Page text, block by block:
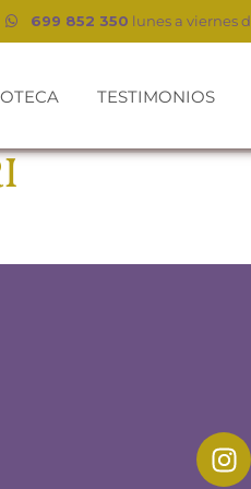
699 852 350 lunes a viernes
TESTIMONIOS